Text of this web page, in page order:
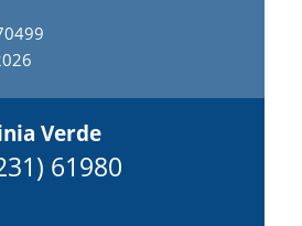
Verde
61980